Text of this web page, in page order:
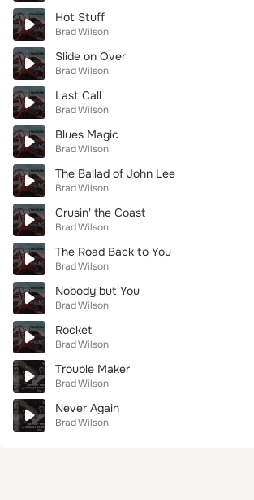
Hot Stuff
Brad Wilson
Slide on Over
Brad Wilson
Last Call
Brad Wilson
Blues Magic
Brad Wilson
The Ballad of John Lee
Brad Wilson
Crusin' the Coast
Brad Wilson
The Road Back to You
Brad Wilson
Nobody but You
Brad Wilson
Rocket
Brad Wilson
Trouble Maker
Brad Wilson
Never Again
Brad Wilson